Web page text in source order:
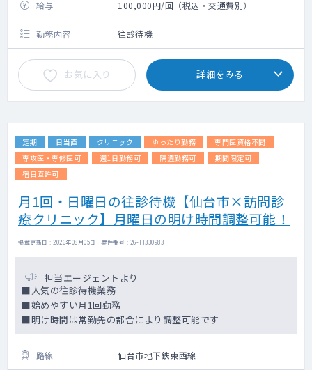
給与 100,000円/回（税込・交通費別）
勤務内容 往診待機
お気に入り 詳細をみる
定期 日当直 クリニック ゆったり勤務
専門医資格不問
専攻医・専修医可
週1日勤務可 隔週勤務可
期間限定可
宿日直許可
月1回・日曜日の往診待機【仙台市×訪問診
療クリニック】月曜日の明け時間調整可能！
掲載更新日 : 2026年08月05日 案件番号 : 26-TI330983
担当エージェントより
■人気の往診待機業務
■始めやすい月1回勤務
■明け時間は常勤先の都合により調整可能です
路線 仙台市地下鉄東西線